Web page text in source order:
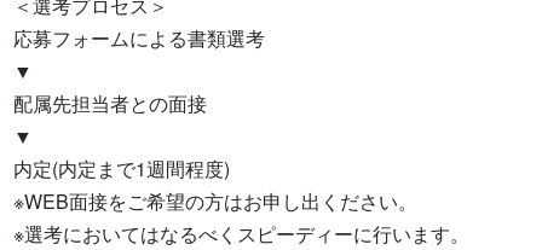
＜選考プロセス＞
応募フォームによる書類選考
▼
配属先担当者との面接
▼
内定(内定まで1週間程度)
※WEB面接をご希望の方はお申し出ください。
※選考においてはなるべくスピーディーに行います。